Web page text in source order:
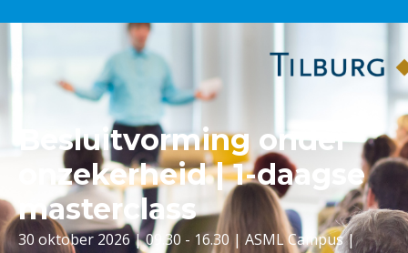
Besluitvorming onder
onzekerheid | 1-daagse
masterclass
30 oktober 2026 | 09.30 - 16.30 | ASML Campus |